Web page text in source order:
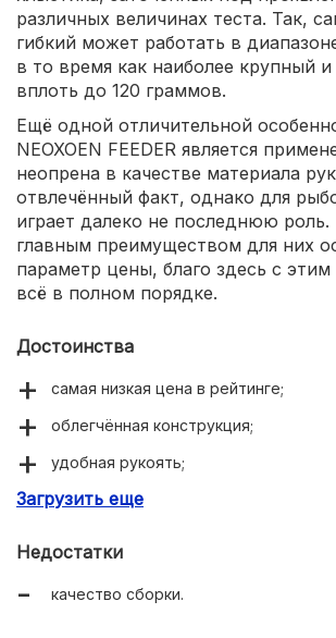
различных величинах теста. Так,
гибкий может работать в
в то время как наиболее крупный
вплоть до 120 граммов.
Ещё одной отличительной
NEOXOEN FEEDER является
неопрена в качестве материала
отвлечённый факт, однако для
играет далеко не последнюю
главным преимуществом для них
параметр цены, благо здесь с
всё в полном порядке.
Достоинства
самая низкая цена в рейтинге;
облегчённая конструкция;
удобная рукоять;
удовлетворительные показатели
бюджетной модели;
Загрузить еще
Недостатки
качество сборки.